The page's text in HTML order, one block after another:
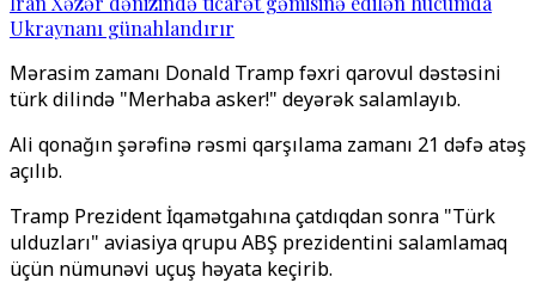
Ukraynanı günahlandırır
Mərasim zamanı Donald Tramp fəxri qarovul dəstəsini
türk dilində "Merhaba asker!" deyərək salamlayıb.
Ali qonağın şərəfinə rəsmi qarşılama zamanı 21 dəfə atəş
açılıb.
Tramp Prezident İqamətgahına çatdıqdan sonra "Türk
ulduzları" aviasiya qrupu ABŞ prezidentini salamlamaq
üçün nümunəvi uçuş həyata keçirib.